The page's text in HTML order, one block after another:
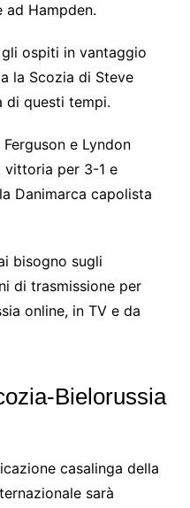
Hampden.
ospiti in vantaggio
la Scozia di Steve
di questi tempi.
e Lyndon
vittoria per 3-1 e
Danimarca capolista
bisogno sugli
di trasmissione per
online, in TV e da
Bielorussia
casalinga della
sarà